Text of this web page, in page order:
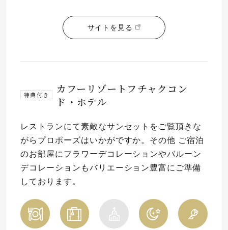
サイトを見る
特典付き
カフーリゾートフチャクコン
ド・ホテル
レストランにて素敵なサンセットをご覧頂きな
がらプロポーズはいかがですか。その他 ご宿泊
のお部屋にフラワーデコレーションやバルーン
デコレーションもバリエーション豊富にご準備
しております。